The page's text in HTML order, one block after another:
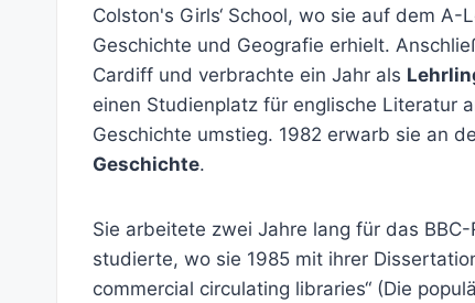
Colston's Girls‘ School, wo sie auf dem
Geschichte und Geografie erhielt.
Cardiff und verbrachte ein Jahr als
einen Studienplatz für englische Literatur
Geschichte umstieg. 1982 erwarb sie an
Geschichte.
Sie arbeitete zwei Jahre lang für das
studierte, wo sie 1985 mit ihrer
commercial circulating libraries“ (Die